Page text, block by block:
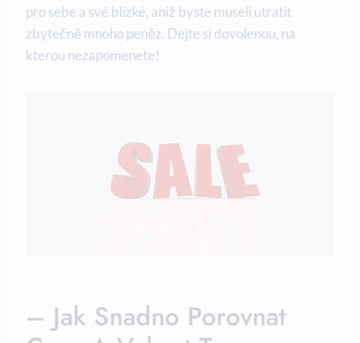
⁤pro sebe ‍a své blízké, aniž byste museli utratit⁤
zbytečně mnoho peněz. ‌Dejte​ si dovolenou, na
‍kterou nezapomenete!
– Jak​ Snadno Porovnat